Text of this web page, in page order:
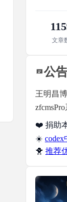
文章
公
王明昌
❤️ 捐助
☀️
🐥 推荐